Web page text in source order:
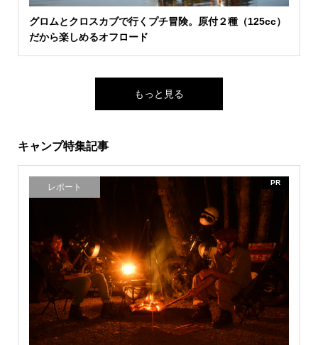
グロムとクロスカブで行くプチ冒険。原付２種（125cc）
だから楽しめるオフロード
もっと見る
キャンプ特集記事
レポート PR